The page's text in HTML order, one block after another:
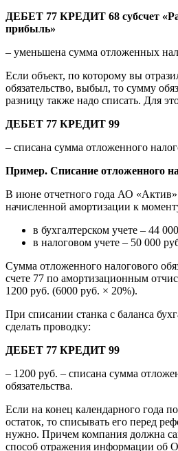
ДЕБЕТ 77 КРЕДИТ 68 субсчет
прибыль»
– уменьшена сумма отложенных
Если объект, по которому вы
обязательство, выбыл, то сумму
разницу также надо списать. Для
ДЕБЕТ 77 КРЕДИТ 99
– списана сумма отложенного
Пример. Списание отложенного
В июне отчетного года АО
начисленной амортизации к
в бухгалтерском учете – 44
в налоговом учете – 50 000
Сумма отложенного налогового
счете 77 по амортизационным
1200 руб. (6000 руб. × 20%).
При списании станка с баланса
сделать проводку:
ДЕБЕТ 77 КРЕДИТ 99
– 1200 руб. – списана сумма
обязательства.
Если на конец календарного года
остаток, то списывать его перед
нужно. Причем компания должна
способ отражения информации об